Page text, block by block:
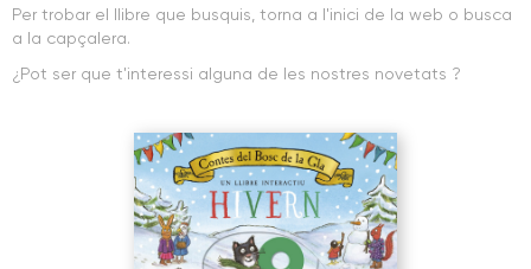
Per trobar el llibre que busquis, torna a l'inici de la web o busca
a la capçalera.
¿Pot ser que t'interessi alguna de les nostres novetats ?